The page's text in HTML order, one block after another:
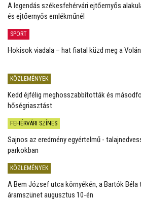
A legendás székesfehérvári ejtőernyős
és ejtőernyős emlékműnél
SPORT
Hokisok viadala – hat fiatal küzd meg a
KÖZLEMÉNYEK
Kedd éjfélig meghosszabbították és
hőségriasztást
FEHÉRVÁRI SZÍNES
Sajnos az eredmény egyértelmű -
parkokban
KÖZLEMÉNYEK
A Bem József utca környékén, a Bartók
áramszünet augusztus 10-én